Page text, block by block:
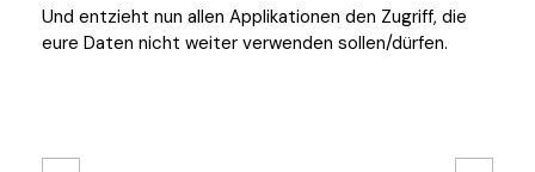
Und entzieht nun allen Applikationen den Zugriff, die
eure Daten nicht weiter verwenden sollen/dürfen.